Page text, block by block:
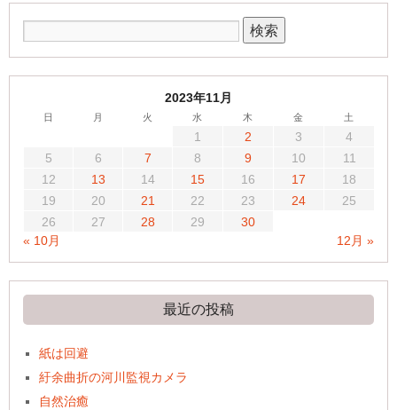
2023年11月
日 月 火 水 木 金 土
1 2 3
4
5
6 7 8 9 10
11
12
13 14 15 16 17
18
19
20 21 22 23 24
25
26
27 28 29
30
« 10月
12月 »
最近の投稿
紙は回避
紆余曲折の河川監視カメラ
自然治癒